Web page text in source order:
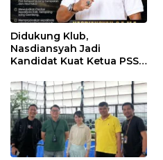
Didukung Klub,
Nasdiansyah Jadi
Kandidat Kuat Ketua PSSI